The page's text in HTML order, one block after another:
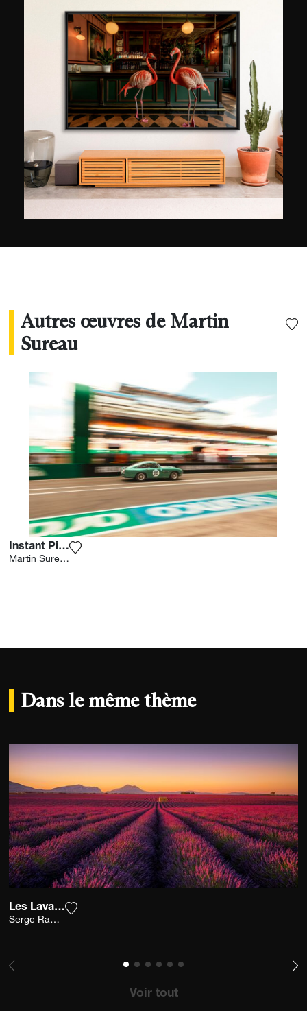
des détails architecturaux.
Autres œuvres de Martin
Sureau
Instant Pitstop
Martin Sureau
Dans le même thème
Les Lavandes
Serge Ramelli
Voir tout